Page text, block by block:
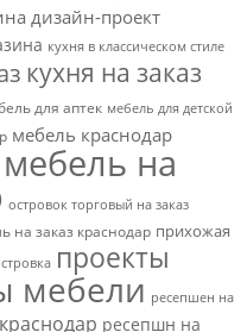
дизайн-проект
кухня в классическом стиле
кухня на заказ
для аптек мебель для детской
мебель краснодар
мебель на
островок торговый на заказ
на заказ краснодар прихожая
проекты
мебели ресепшен на
ресепшн на